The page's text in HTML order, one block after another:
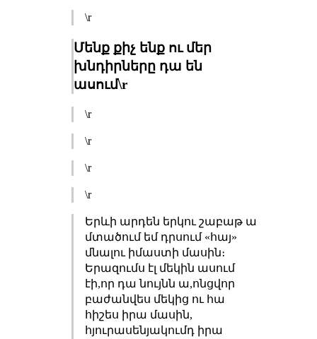
\r
Մենք քիչ ենք ու մեր
խնդիրները դա են
ասում\r
\r
\r
\r
\r
Երևի արդեն երկու շաբաթ ա
մտածում եմ դրսում «հայ»
մնալու իմաստի մասին։
Երազումս էլ մեկին ասում
էի,որ դա նույնն ա,ոնցվոր
բաժանվես մեկից ու հա
հիշես իրա մասին,
հյուրասենյակումդ իրա